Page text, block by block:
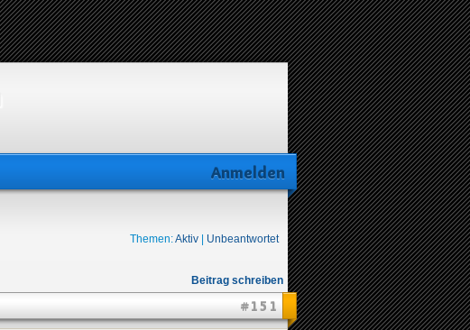
Anmelden
Themen:Aktiv
Unbeantwortet
Beitrag schreiben
#151